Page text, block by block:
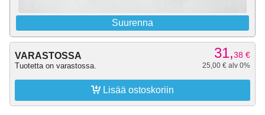
Suurenna
VARASTOSSA
Tuotetta on varastossa.
31,38 €
25,00 € alv 0%
 Lisää ostoskoriin